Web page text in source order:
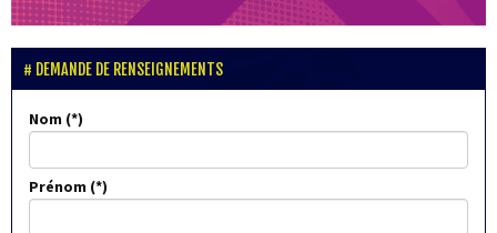
DEMANDE DE RENSEIGNEMENTS
Nom
Prénom